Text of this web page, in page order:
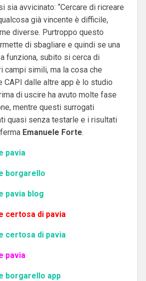
sia avvicinato: “Cercare di ricreare
già vincente è difficile,
diverse. Purtroppo questo
di sbagliare e quindi se una
funziona, subito si cerca di
campi simili, ma la cosa che
CAPI dalle altre app è lo studio
di uscire ha avuto molte fase
mentre questi surrogati
quasi senza testarle e i risultati
Emanuele Forte.
pavia
borgarello
pavia blog
certosa di pavia
certosa di pavia
pavia
borgarello app